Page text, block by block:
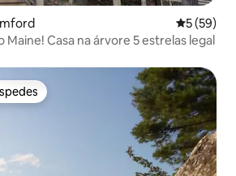
5 de uma
5 (59)
Casa na árvore 5 estrelas legal
dos hóspedes